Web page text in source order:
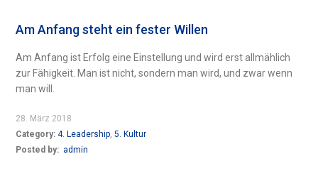
Am Anfang steht ein fester Willen
Am Anfang ist Erfolg eine Einstellung und wird erst allmählich
zur Fähigkeit. Man ist nicht, sondern man wird, und zwar wenn
man will.
28. März 2018
Category:4. Leadership,5. Kultur
Posted by: admin